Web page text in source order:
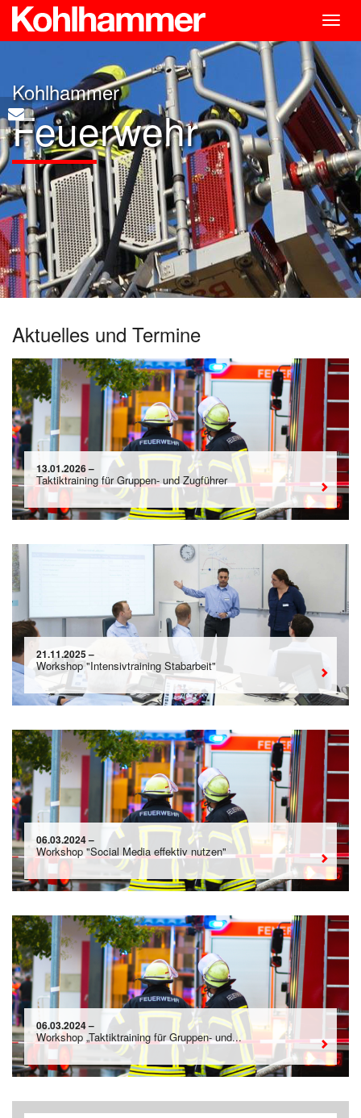
Kohlhammer
Feuerwehr
Aktuelles und Termine
13.01.2026 –
Taktiktraining für Gruppen- und Zugführer
21.11.2025 –
Workshop "Intensivtraining Stabarbeit"
06.03.2024 –
Workshop "Social Media effektiv nutzen"
06.03.2024 –
Workshop „Taktiktraining für Gruppen- und...